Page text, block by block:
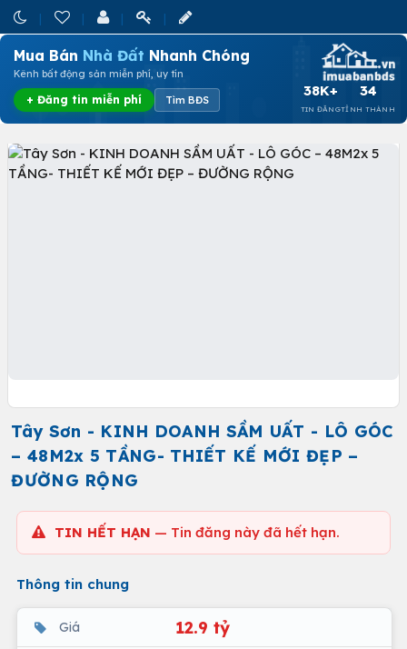
Mua Bán Nhà Đất Nhanh Chóng
Kênh bất động sản miễn phí, uy tín
+ Đăng tin miễn phí Tìm BĐS
38K+
TIN ĐĂNG
34
TỈNH THÀNH
Tây Sơn - KINH DOANH SẦM UẤT - LÔ GÓC
– 48M2x 5 TẦNG- THIẾT KẾ MỚI ĐẸP –
ĐƯỜNG RỘNG
TIN HẾT HẠN — Tin đăng này đã hết hạn.
Thông tin chung
Giá 12.9 tỷ